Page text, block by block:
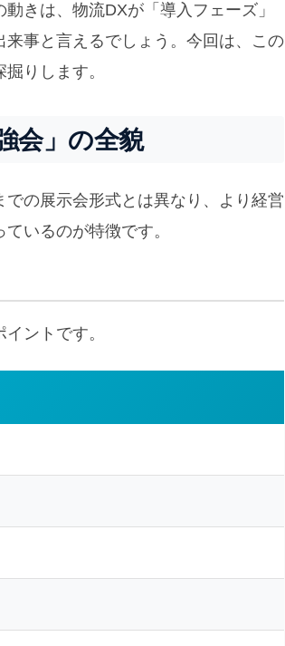
きは、物流DXが「導入フェーズ」
事と言えるでしょう。今回は、この
りします。
会」の全貌
の展示会形式とは異なり、より経営
いるのが特徴です。
ントです。